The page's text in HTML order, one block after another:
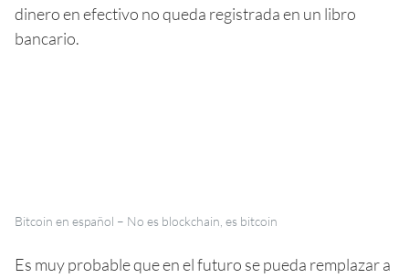
dinero en efectivo no queda registrada en un libro
bancario.
Bitcoin en español – No es blockchain, es bitcoin
Es muy probable que en el futuro se pueda remplazar a